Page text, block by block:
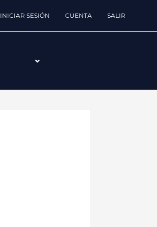
INICIAR SESIÓN CUENTA SALIR